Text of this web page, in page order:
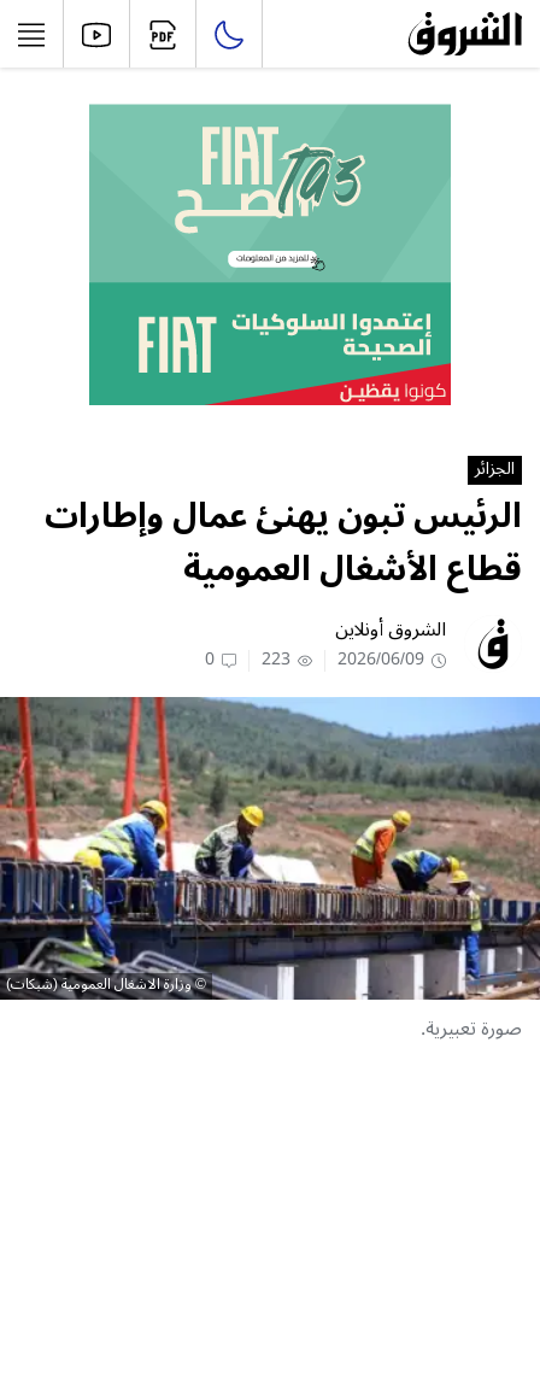
الجزائر
الرئيس تبون يهنئ عمال وإطارات
قطاع الأشغال العمومية
الشروق أونلاين
2026/06/09
223
0
وزارة الاشغال العمومية (شبكات)
صورة تعبيرية.